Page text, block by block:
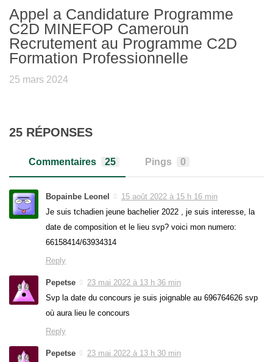
Appel a Candidature Programme
C2D MINEFOP Cameroun
Recrutement au Programme C2D
Formation Professionnelle
25 mars 2024
25 RÉPONSES
Commentaires 25 Pings 0
Bopainbe Leonel
15 août 2022 à 15 h 16 min
Je suis tchadien jeune bachelier 2022 , je suis interesse, la
date de composition et le lieu svp? voici mon numero:
66158414/63934314
Reply
Pepetse
23 mai 2022 à 13 h 36 min
Svp la date du concours je suis joignable au 696764626 svp
où aura lieu le concours
Reply
Pepetse
23 mai 2022 à 13 h 30 min